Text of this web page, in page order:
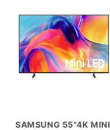
SAMSUNG 55"4K MINI